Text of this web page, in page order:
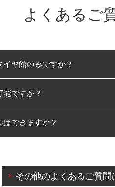
よくあるご
ヤ館のみですか？
ます。
ですか？
。できますか？
予約のキャンセルをご希望の
その他のよくあるご質問